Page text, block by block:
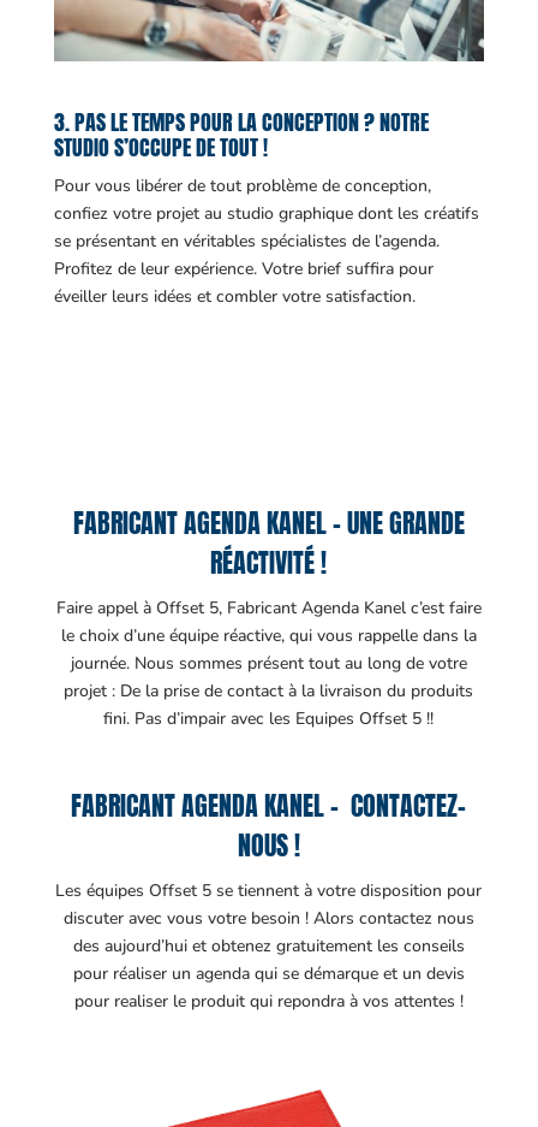
3. PAS LE TEMPS POUR LA CONCEPTION ? NOTRE
STUDIO S’OCCUPE DE TOUT !
Pour vous libérer de tout problème de conception,
confiez votre projet au studio graphique dont les créatifs
se présentant en véritables spécialistes de l’agenda.
Profitez de leur expérience. Votre brief suffira pour
éveiller leurs idées et combler votre satisfaction.
FABRICANT AGENDA KANEL – UNE GRANDE
RÉACTIVITÉ !
Faire appel à Offset 5, Fabricant Agenda Kanel c’est faire
le choix d’une équipe réactive, qui vous rappelle dans la
journée. Nous sommes présent tout au long de votre
projet : De la prise de contact à la livraison du produits
fini. Pas d’impair avec les Equipes Offset 5 !!
FABRICANT AGENDA KANEL – CONTACTEZ-
NOUS !
Les équipes Offset 5 se tiennent à votre disposition pour
discuter avec vous votre besoin ! Alors contactez nous
des aujourd’hui et obtenez gratuitement les conseils
pour réaliser un agenda qui se démarque et un devis
pour realiser le produit qui repondra à vos attentes !